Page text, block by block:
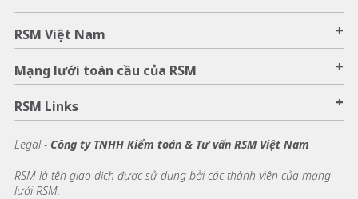
RSM Việt Nam +
Mạng lưới toàn cầu của RSM +
RSM Links +
Legal - Công ty TNHH Kiểm toán & Tư vấn RSM Việt Nam
RSM là tên giao dịch được sử dụng bởi các thành viên của mạng
lưới RSM.